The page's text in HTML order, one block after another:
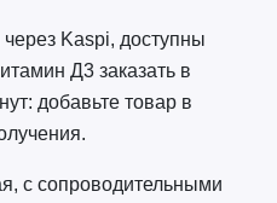
Kaspi, доступны
Д3 заказать в
добавьте товар в
с сопроводительными